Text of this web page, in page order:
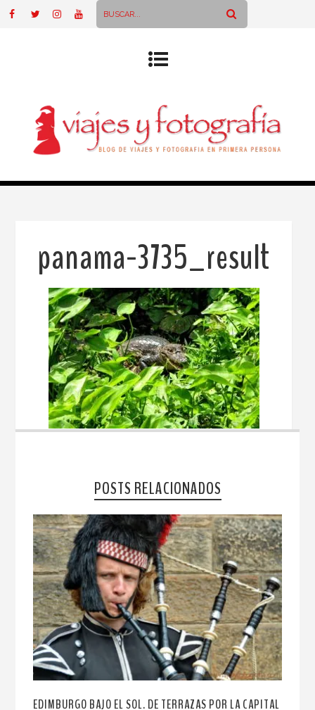
panama-3735_result
POSTS RELACIONADOS
EDIMBURGO BAJO EL SOL. DE TERRAZAS POR LA CAPITAL